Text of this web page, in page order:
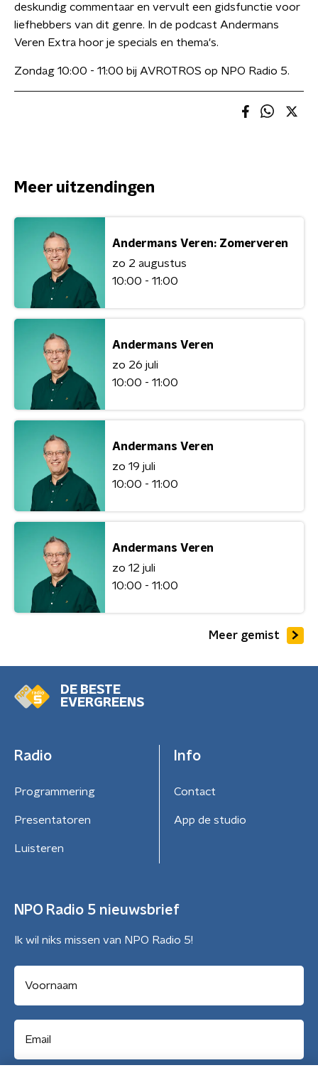
deskundig commentaar en vervult een gidsfunctie voor
liefhebbers van dit genre. In de podcast Andermans
Veren Extra hoor je specials en thema's.
Zondag 10:00 - 11:00 bij AVROTROS op NPO Radio 5.
Meer uitzendingen
Andermans Veren: Zomerveren
zo 2 augustus
10:00 - 11:00
Andermans Veren
zo 26 juli
10:00 - 11:00
Andermans Veren
zo 19 juli
10:00 - 11:00
Andermans Veren
zo 12 juli
10:00 - 11:00
Meer gemist
DE BESTE
EVERGREENS
Radio
Programmering
Presentatoren
Luisteren
Info
Contact
App de studio
NPO Radio 5 nieuwsbrief
Ik wil niks missen van NPO Radio 5!